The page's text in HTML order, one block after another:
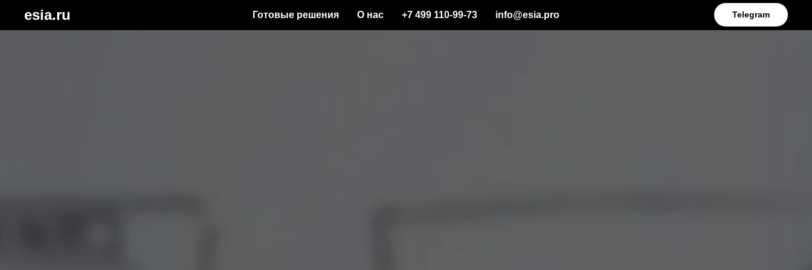
esia.ru Готовые решения О нас +7 499 110-99-73 info@esia.pro Telegram